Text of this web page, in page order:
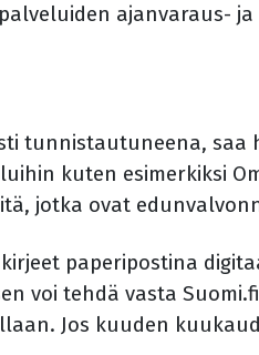
ajanvaraus-
tunnistautuneena,
kuten esimerkiksi
jotka ovat
paperipostina
voi tehdä vasta
Jos kuuden